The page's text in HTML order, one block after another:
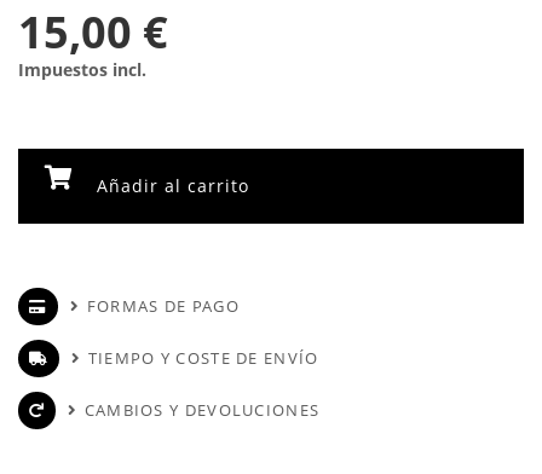
15,00 €
Impuestos incl.
Añadir al carrito
FORMAS DE PAGO
TIEMPO Y COSTE DE ENVÍO
CAMBIOS Y DEVOLUCIONES